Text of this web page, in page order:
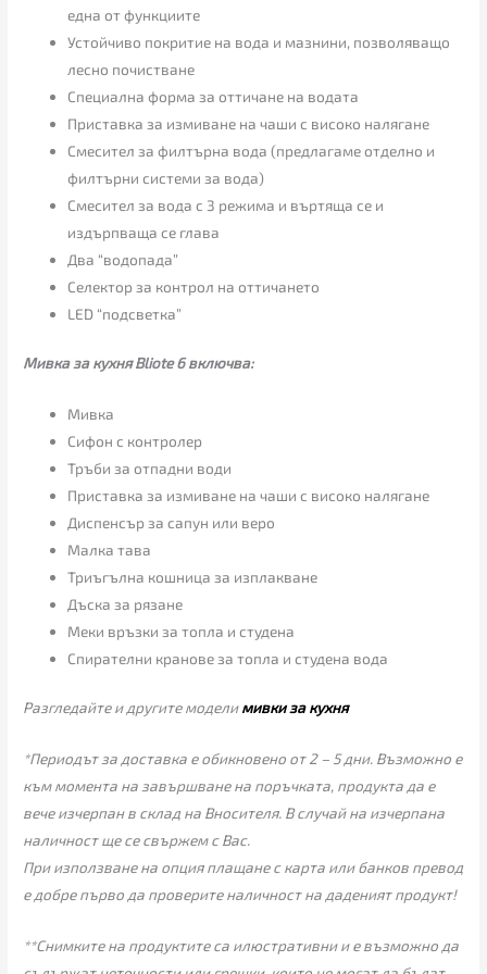
една от функциите
Устойчиво покритие на вода и мазнини, позволяващо
лесно почистване
Специална форма за оттичане на водата
Приставка за измиване на чаши с високо налягане
Смесител за филтърна вода (предлагаме отделно и
филтърни системи за вода)
Смесител за вода с 3 режима и въртяща се и
издърпваща се глава
Два “водопада”
Селектор за контрол на оттичането
LED “подсветка”
Мивка за кухня Bliote 6 включва:
Мивка
Сифон с контролер
Тръби за отпадни води
Приставка за измиване на чаши с високо налягане
Диспенсър за сапун или веро
Малка тава
Триъгълна кошница за изплакване
Дъска за рязане
Меки връзки за топла и студена
Спирателни кранове за топла и студена вода
Разгледайте и другите моделимивки за кухня
*Периодът за доставка е обикновено от 2 – 5 дни. Възможно е
към момента на завършване на поръчката, продукта да е
вече изчерпан в склад на Вносителя. В случай на изчерпана
наличност ще се свържем с Вас.
При използване на опция плащане с карта или банков превод
е добре първо да проверите наличност на даденият продукт!
**Снимките на продуктите са илюстративни и е възможно да